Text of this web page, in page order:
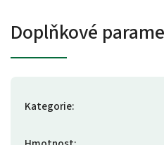
Doplňkové
Kategorie: